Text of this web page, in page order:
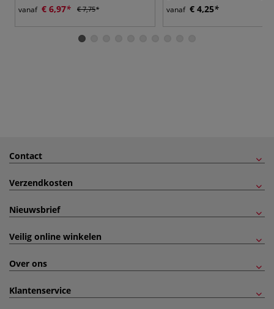
vanaf € 6,97 € 7,75 vanaf € 4,25
Contact
Verzendkosten
Nieuwsbrief
Veilig online winkelen
Over ons
Klantenservice